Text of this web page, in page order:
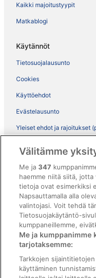
Kaikki majoitustyypit
Matkablogi
Käytännöt
Tietosuojalausunto
Cookies
Käyttöehdot
Evästelausunto
Yleiset ehdot ja rajoitukset
ebookers BONUS+ -
Oikeudelliset tiedot / ota
Sisältövaatimukset ja
Tuki
Ota yhteyttä
Varauksen muuttaminen tai
Välitämme
Me ja347
haemme niitä siitä,
tietoja ovat esimerkiksi
Napsauttamalla alla
valintojasi. Voit tehdä
Tietosuojakäytäntö-
kumppaneillemme,
Me ja kumppanimme
tarjotaksemme:
Tarkkojen
käyttäminen